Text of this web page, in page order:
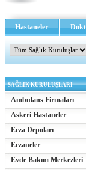
Hastaneler
Sağlık TV - Video
SAĞLIK KURULUŞLARI
Ambulans Firmaları
Askeri Hastaneler
Ecza Depoları
Eczaneler
Evde Bakım Merkezleri